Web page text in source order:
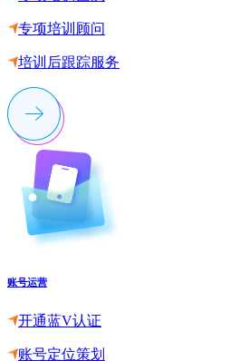
专项培训顾问
培训后跟踪服务
账号运营
开通蓝V认证
账号定位策划